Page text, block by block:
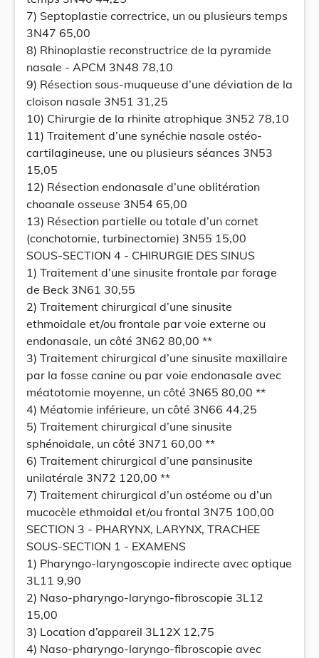
7) Septoplastie correctrice, un ou plusieurs temps
3N47 65,00
8) Rhinoplastie reconstructrice de la pyramide
nasale - APCM 3N48 78,10
9) Résection sous-muqueuse d’une déviation de la
cloison nasale 3N51 31,25
10) Chirurgie de la rhinite atrophique 3N52 78,10
11) Traitement d’une synéchie nasale ostéo-
cartilagineuse, une ou plusieurs séances 3N53
15,05
12) Résection endonasale d’une oblitération
choanale osseuse 3N54 65,00
13) Résection partielle ou totale d’un cornet
(conchotomie, turbinectomie) 3N55 15,00
SOUS-SECTION 4 - CHIRURGIE DES SINUS
1) Traitement d’une sinusite frontale par forage
de Beck 3N61 30,55
2) Traitement chirurgical d’une sinusite
ethmoidale et/ou frontale par voie externe ou
endonasale, un côté 3N62 80,00 **
3) Traitement chirurgical d’une sinusite maxillaire
par la fosse canine ou par voie endonasale avec
méatotomie moyenne, un côté 3N65 80,00 **
4) Méatomie inférieure, un côté 3N66 44,25
5) Traitement chirurgical d’une sinusite
sphénoidale, un côté 3N71 60,00 **
6) Traitement chirurgical d’une pansinusite
unilatérale 3N72 120,00 **
7) Traitement chirurgical d’un ostéome ou d’un
mucocèle ethmoidal et/ou frontal 3N75 100,00
SECTION 3 - PHARYNX, LARYNX, TRACHEE
SOUS-SECTION 1 - EXAMENS
1) Pharyngo-laryngoscopie indirecte avec optique
3L11 9,90
2) Naso-pharyngo-laryngo-fibroscopie 3L12
15,00
3) Location d’appareil 3L12X 12,75
4) Naso-pharyngo-laryngo-fibroscopie avec